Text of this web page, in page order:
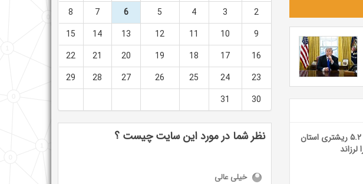
2
3
4
5
6
7
8
9
10
11
12
13
14
15
16
17
18
19
20
21
22
23
24
25
26
27
28
29
30
31
نظر شما در مورد این سایت چیست ؟
خیلی عالی